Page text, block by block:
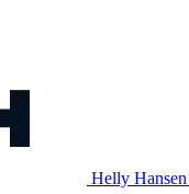
Helly Hansen